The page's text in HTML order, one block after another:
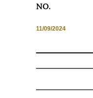
NO.
11/09/2024
cookies no